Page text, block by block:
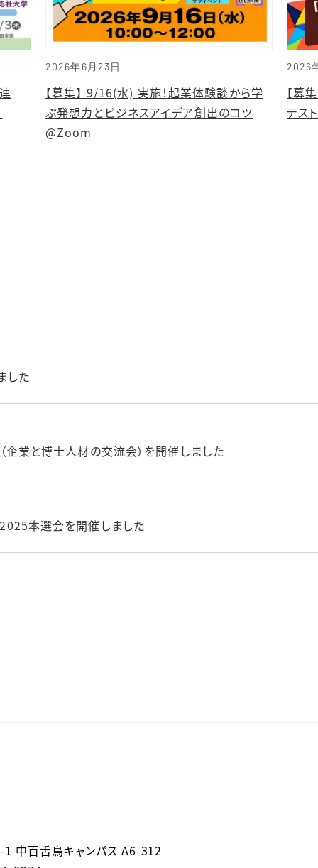
2026年6月23日
【募集】 9/16(水) 実施！起業体験談から学
ぶ発想力とビジネスアイデア創出のコツ
@Zoom
2026
【募
テス
した
企業と博士人材の交流会）を開催しました
2025本選会を開催しました
中百舌鳥キャンパス A6-312